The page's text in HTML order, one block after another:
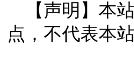
【声明】本
点，不代表本